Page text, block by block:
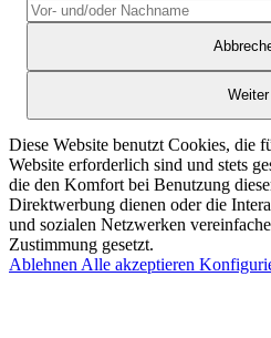
Weiter
Diese Website benutzt Cookies, die
Website erforderlich sind und stets
die den Komfort bei Benutzung
Direktwerbung dienen oder die
und sozialen Netzwerken
Zustimmung gesetzt.
Ablehnen Alle akzeptieren